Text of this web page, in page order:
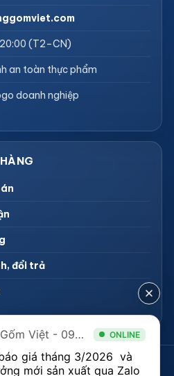
(T2–CN)
an toàn thực phẩm
doanh nghiệp
đổi trả
XƯỞNG GỐM VIỆT
Xưởng Gốm Việt - 094.1900.823 ONLINE
giá tháng 3/2026  và
mới sản xuất qua Zalo